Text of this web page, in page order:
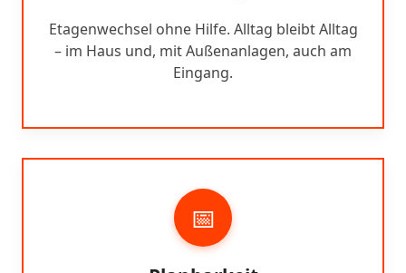
Etagenwechsel ohne Hilfe. Alltag bleibt Alltag
– im Haus und, mit Außenanlagen, auch am
Eingang.
📅